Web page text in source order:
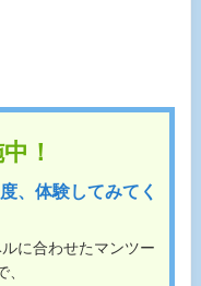
！
、体験してみてく
に合わせたマンツー